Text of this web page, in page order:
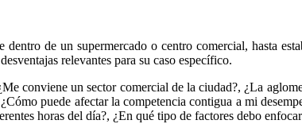
de un supermercado o centro comercial, hasta
relevantes para su caso específico.
conviene un sector comercial de la ciudad?, ¿La
puede afectar la competencia contigua a mi
horas del día?, ¿En qué tipo de factores debo